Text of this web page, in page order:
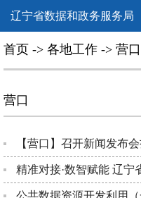
辽宁省数据和政务服务局
首页 -> 各地工作 -> 营口
营口
【营口】召开新闻发布
精准对接·数智赋能 辽宁
公共数据资源开发利用（